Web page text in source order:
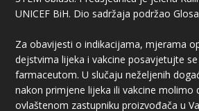
UNICEF BiH. Dio sadržaja podržao
Za obavijesti o indikacijama, mjerama
dejstvima lijeka i vakcine posavjetujte
farmaceutom. U slučaju neželjenih
nakon primjene lijeka ili vakcine molimo
ovlaštenom zastupniku proizvođača u